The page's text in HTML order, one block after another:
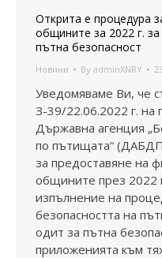
Открита е процедура
общините за 2022 г.
пътна безопасност
Новини By adminXNRY
Уведомяваме Ви, че
З-39/22.06.2022 г. на
Държавна агенция
по пътищата“
за предоставяне на
общините през 2022
изпълнение на
безопасността на
одит за пътна
приложенията към